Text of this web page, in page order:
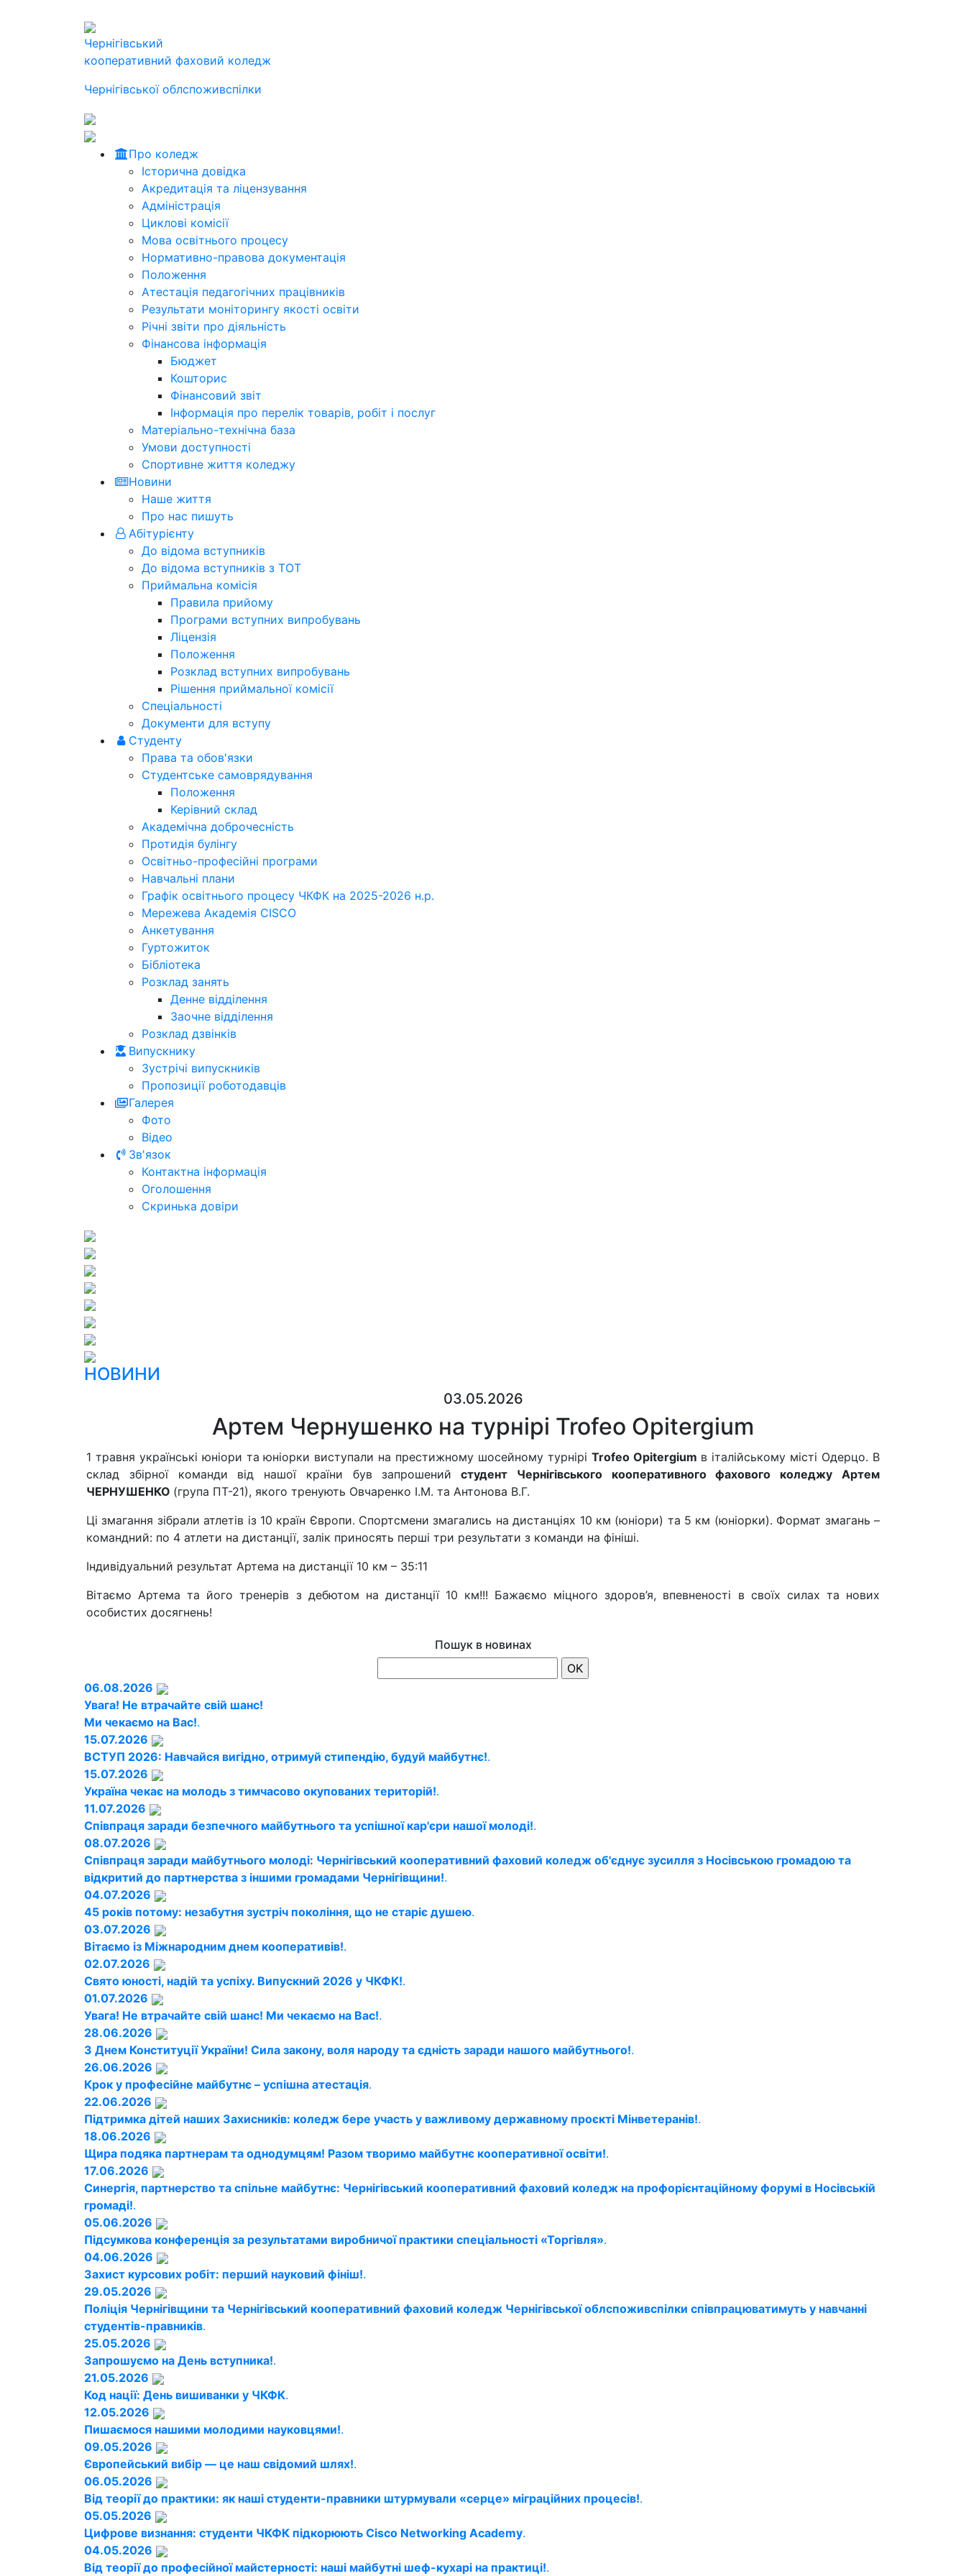
Чернігівський
кооперативний фаховий коледж
Чернігівської облспоживспілки
Про коледж
Історична довідка
Акредитація та ліцензування
Адміністрація
Циклові комісії
Мова освітнього процесу
Нормативно-правова документація
Положення
Атестація педагогічних працівників
Результати моніторингу якості освіти
Річні звіти про діяльність
Фінансова інформація
Бюджет
Кошторис
Фінансовий звіт
Інформація про перелік товарів, робіт і послуг
Матеріально-технічна база
Умови доступності
Спортивне життя коледжу
Новини
Наше життя
Про нас пишуть
Абітурієнту
До відома вступників
До відома вступників з ТОТ
Приймальна комісія
Правила прийому
Програми вступних випробувань
Ліцензія
Положення
Розклад вступних випробувань
Рішення приймальної комісії
Спеціальності
Документи для вступу
Студенту
Права та обов'язки
Студентське самоврядування
Положення
Керівний склад
Академічна доброчесність
Протидія булінгу
Освітньо-професійні програми
Навчальні плани
Графік освітнього процесу ЧКФК на 2025-2026 н.р.
Мережева Академія CISCO
Анкетування
Гуртожиток
Бібліотека
Розклад занять
Денне відділення
Заочне відділення
Розклад дзвінків
Випускнику
Зустрічі випускників
Пропозиції роботодавців
Галерея
Фото
Відео
Зв'язок
Контактна інформація
Оголошення
Скринька довіри
НОВИНИ
03.05.2026
Артем Чернушенко на турнірі Trofeo Opitergium
1 травня українські юніори та юніорки виступали на престижному шосейному турнірі Trofeo Opitergium в італійському місті Одерцо. В
склад збірної команди від нашої країни був запрошений студент Чернігівського кооперативного фахового коледжу Артем
ЧЕРНУШЕНКО (група ПТ-21), якого тренують Овчаренко І.М. та Антонова В.Г.
Ці змагання зібрали атлетів із 10 країн Європи. Спортсмени змагались на дистанціях 10 км (юніори) та 5 км (юніорки). Формат змагань –
командний: по 4 атлети на дистанції, залік приносять перші три результати з команди на фініші.
Індивідуальний результат Артема на дистанції 10 км – 35:11
Вітаємо Артема та його тренерів з дебютом на дистанції 10 км!!! Бажаємо міцного здоров’я, впевненості в своїх силах та нових
особистих досягнень!
Пошук в новинах
06.08.2026
Увага! Не втрачайте свій шанс!
Ми чекаємо на Вас!.
15.07.2026
ВСТУП 2026: Навчайся вигідно, отримуй стипендію, будуй майбутнє!.
15.07.2026
Україна чекає на молодь з тимчасово окупованих територій!.
11.07.2026
Співпраця заради безпечного майбутнього та успішної кар'єри нашої молоді!.
08.07.2026
Співпраця заради майбутнього молоді: Чернігівський кооперативний фаховий коледж об'єднує зусилля з Носівською громадою та
відкритий до партнерства з іншими громадами Чернігівщини!.
04.07.2026
45 років потому: незабутня зустріч покоління, що не старіє душею.
03.07.2026
Вітаємо із Міжнародним днем кооперативів!.
02.07.2026
Свято юності, надій та успіху. Випускний 2026 у ЧКФК!.
01.07.2026
Увага! Не втрачайте свій шанс! Ми чекаємо на Вас!.
28.06.2026
З Днем Конституції України! Сила закону, воля народу та єдність заради нашого майбутнього!.
26.06.2026
Крок у професійне майбутнє – успішна атестація.
22.06.2026
Підтримка дітей наших Захисників: коледж бере участь у важливому державному проєкті Мінветеранів!.
18.06.2026
Щира подяка партнерам та однодумцям! Разом творимо майбутнє кооперативної освіти!.
17.06.2026
Синергія, партнерство та спільне майбутнє: Чернігівський кооперативний фаховий коледж на профорієнтаційному форумі в Носівській
громаді!.
05.06.2026
Підсумкова конференція за результатами виробничої практики спеціальності «Торгівля».
04.06.2026
Захист курсових робіт: перший науковий фініш!.
29.05.2026
Поліція Чернігівщини та Чернігівський кооперативний фаховий коледж Чернігівської облспоживспілки співпрацюватимуть у навчанні
студентів-правників.
25.05.2026
Запрошуємо на День вступника!.
21.05.2026
Код нації: День вишиванки у ЧКФК.
12.05.2026
Пишаємося нашими молодими науковцями!.
09.05.2026
Європейський вибір — це наш свідомий шлях!.
06.05.2026
Від теорії до практики: як наші студенти-правники штурмували «серце» міграційних процесів!.
05.05.2026
Цифрове визнання: студенти ЧКФК підкорюють Cisco Networking Academy.
04.05.2026
Від теорії до професійної майстерності: наші майбутні шеф-кухарі на практиці!.